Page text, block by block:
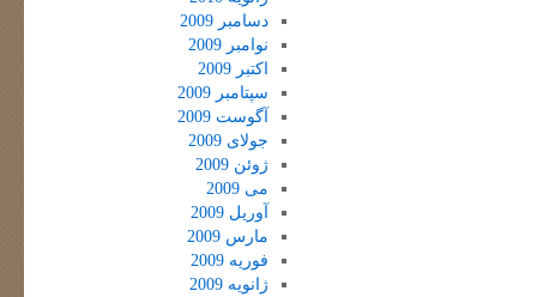
دسامبر 2009
نوامبر 2009
اکتبر 2009
سپتامبر 2009
آگوست 2009
جولای 2009
ژوئن 2009
می 2009
آوریل 2009
مارس 2009
فوریه 2009
ژانویه 2009